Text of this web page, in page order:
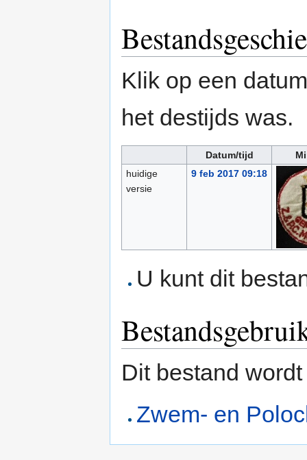
Klik op een
het destijds was.
Datum/tijd
huidige
versie
9 feb 2017 09:18
U kunt dit
Dit bestand
Zwem- en